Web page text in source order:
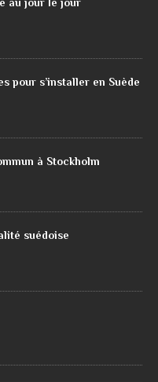
pour s’installer en Suède
à Stockholm
suédoise